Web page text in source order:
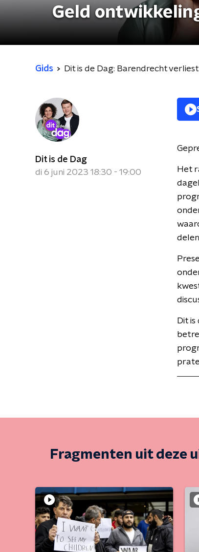
Geld
Gids Dit is de Dag: Barendrecht
Dit is de Dag
di 6 juni 2023 18:30 - 19:00
Het
Dit
Fragmenten uit deze